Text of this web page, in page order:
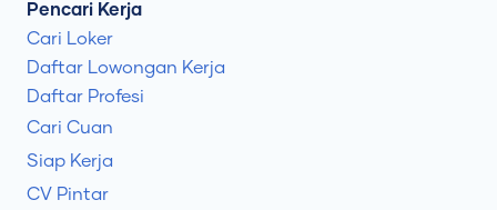
Pencari Kerja
Cari Loker
Daftar Lowongan Kerja
Daftar Profesi
Cari Cuan
Siap Kerja
CV Pintar